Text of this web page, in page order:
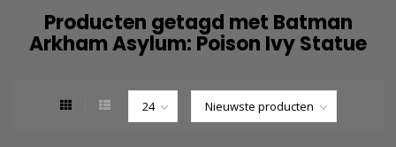
Producten getagd met Batman
Arkham Asylum: Poison Ivy Statue